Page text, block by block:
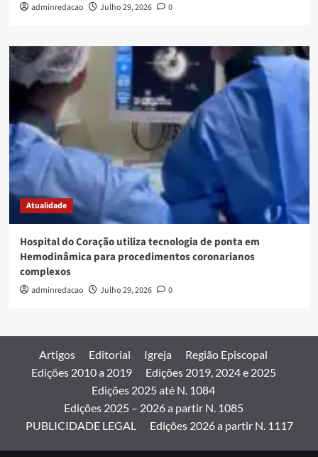
adminredacao Julho 29, 2026 0
Atualidade
Hospital do Coração utiliza tecnologia de ponta em
Hemodinâmica para procedimentos coronarianos
complexos
adminredacao Julho 29, 2026 0
Artigos Editorial Igreja
Região Episcopal
Edições 2010 a 2019
Edições 2019, 2024 e 2025
Edições 2025 até N. 1084
Edições 2025 – 2026 a partir N. 1085
PUBLICIDADE LEGAL
Edições 2026 a partir N. 1117